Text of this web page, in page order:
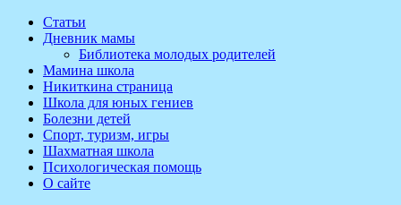
Перейти
содержимому
Статьи
Дневник мамы
Библиотека молодых родителей
Мамина школа
Никиткина страница
Школа для юных гениев
Болезни детей
Спорт, туризм, игры
Шахматная школа
Психологическая помощь
О сайте